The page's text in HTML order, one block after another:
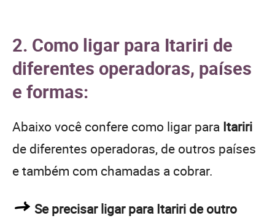
2. Como ligar para Itariri de
diferentes operadoras, países
e formas:
Abaixo você confere como ligar para Itariri
de diferentes operadoras, de outros países
e também com chamadas a cobrar.
Se precisar ligar para Itariri de outro